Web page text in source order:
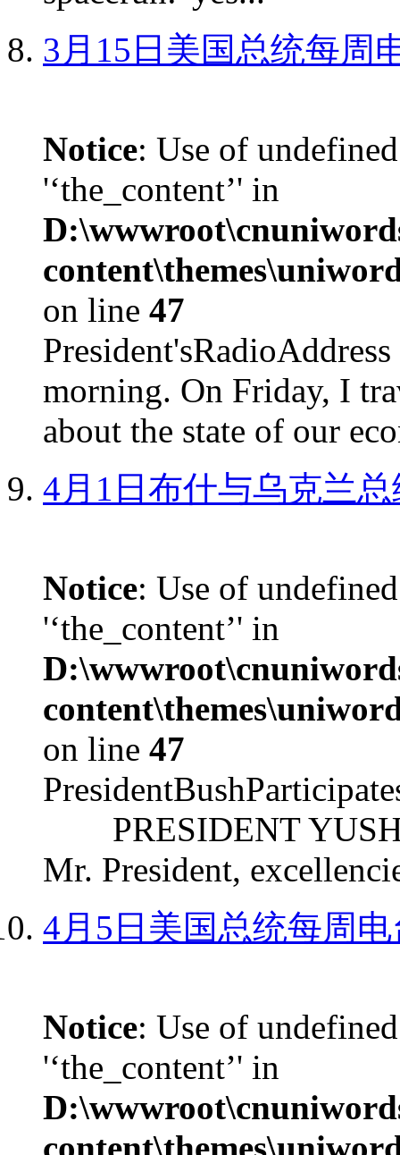
3月15日美国总统每周
Notice: Use of
'‘the_content’' in
on line 47
morning. On Friday, I
about the state of our
4月1日布什与乌克兰
Notice: Use of
'‘the_content’' in
on line 47
PRESIDENT
Mr. President,
4月5日美国总统每周
Notice: Use of
'‘the_content’' in